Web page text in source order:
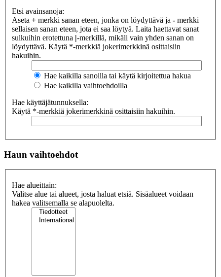
Etsi avainsanoja:
Aseta + merkki sanan eteen, jonka on löydyttävä ja - merkki
sellaisen sanan eteen, jota ei saa löytyä. Laita haettavat sanat
sulkuihin erotettuna |-merkillä, mikäli vain yhden sanan on
löydyttävä. Käytä *-merkkiä jokerimerkkinä osittaisiin
hakuihin.
Hae kaikilla sanoilla tai käytä kirjoitettua hakua
Hae kaikilla vaihtoehdoilla
Hae käyttäjätunnuksella:
Käytä *-merkkiä jokerimerkkinä osittaisiin hakuihin.
Haun vaihtoehdot
Hae alueittain:
Valitse alue tai alueet, josta haluat etsiä. Sisäalueet voidaan
hakea valitsemalla se alapuolelta.